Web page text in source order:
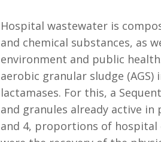
Hospital wastewater is
and chemical substances, as
environment and public
aerobic granular sludge
lactamases. For this, a
and granules already active in
and 4, proportions of